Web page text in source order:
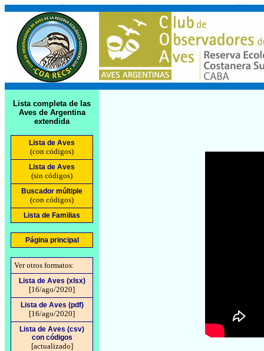
Lista completa de las
Aves de Argentina
extendida
Lista de Aves
(con códigos)
Lista de Aves
(sin códigos)
Buscador múltiple
(con códigos)
Lista de Familias
Página principal
Ver otros formatos:
Lista de Aves (xlsx)
[16/ago/2020]
Lista de Aves (pdf)
[16/ago/2020]
Lista de Aves (csv)
con códigos
[actualizado]